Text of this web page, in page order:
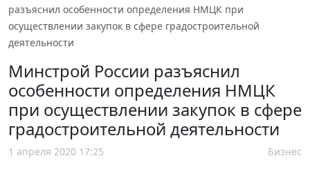
разъяснил особенности определения НМЦК при
осуществлении закупок в сфере градостроительной
деятельности
Минстрой России разъяснил
особенности определения НМЦК
при осуществлении закупок в сфере
градостроительной деятельности
1 апреля 2020 17:25 Бизнес